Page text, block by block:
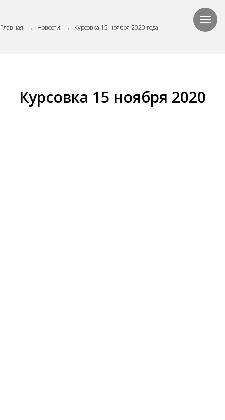
Главная → Новости → Курсовка 15 ноября 2020 года
Курсовка 15 ноября 2020